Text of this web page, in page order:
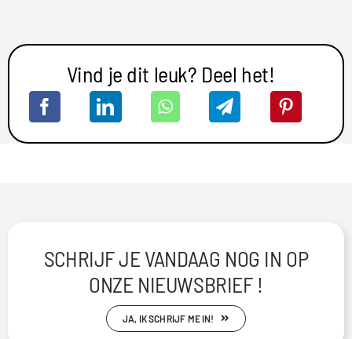
Vind je dit leuk? Deel het!
SCHRIJF JE VANDAAG NOG IN OP
ONZE NIEUWSBRIEF !
JA, IK SCHRIJF ME IN!